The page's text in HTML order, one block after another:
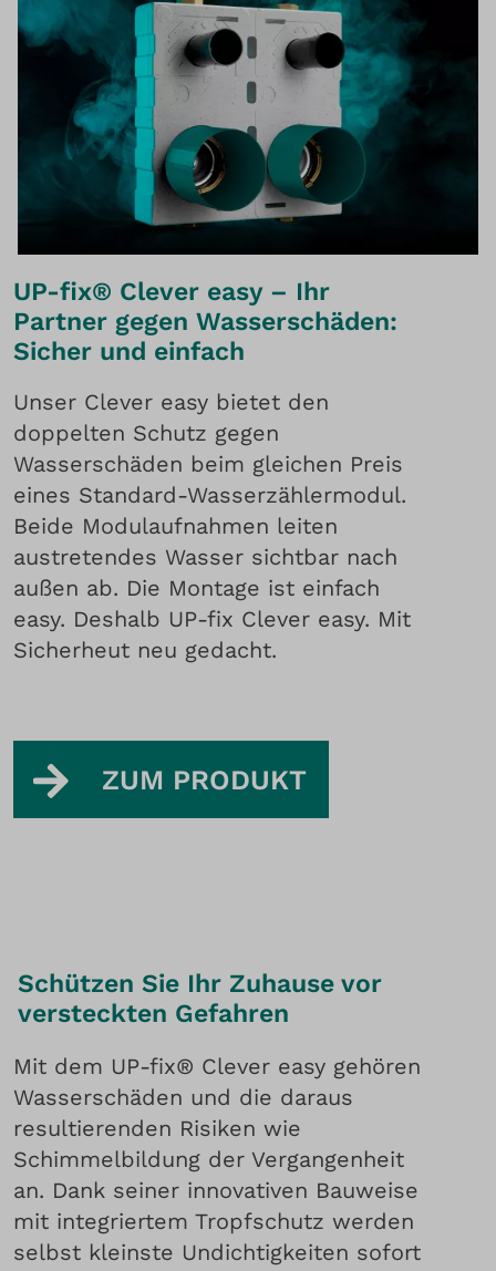
UP-fix® Clever easy – Ihr
Partner gegen Wasserschäden:
Sicher und einfach
Unser Clever easy bietet den
doppelten Schutz gegen
Wasserschäden beim gleichen Preis
eines Standard-Wasserzählermodul.
Beide Modulaufnahmen leiten
austretendes Wasser sichtbar nach
außen ab. Die Montage ist einfach
easy. Deshalb UP-fix Clever easy. Mit
Sicherheut neu gedacht.
ZUM PRODUKT
Schützen Sie Ihr Zuhause vor
versteckten Gefahren
Mit dem UP-fix® Clever easy gehören
Wasserschäden und die daraus
resultierenden Risiken wie
Schimmelbildung der Vergangenheit
an. Dank seiner innovativen Bauweise
mit integriertem Tropfschutz werden
selbst kleinste Undichtigkeiten sofort